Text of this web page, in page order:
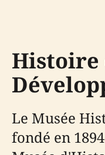
Histoire
Le Musée
fondé en